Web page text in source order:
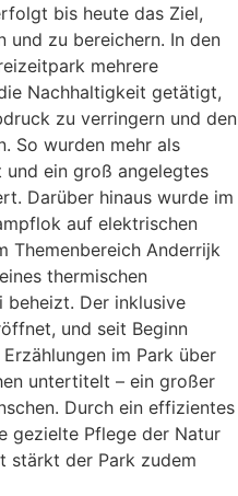
bis heute das Ziel,
und zu bereichern. In den
mehrere
Nachhaltigkeit getätigt,
zu verringern und den
So wurden mehr als
ein groß angelegtes
Darüber hinaus wurde im
auf elektrischen
Themenbereich Anderrijk
thermischen
beheizt. Der inklusive
und seit Beginn
im Park über
untertitelt – ein großer
Durch ein effizientes
gezielte Pflege der Natur
stärkt der Park zudem